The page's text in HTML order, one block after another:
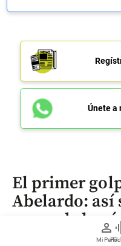
person
Mi Perfil
Únete a
El primer
Abelardo: así
capos de la